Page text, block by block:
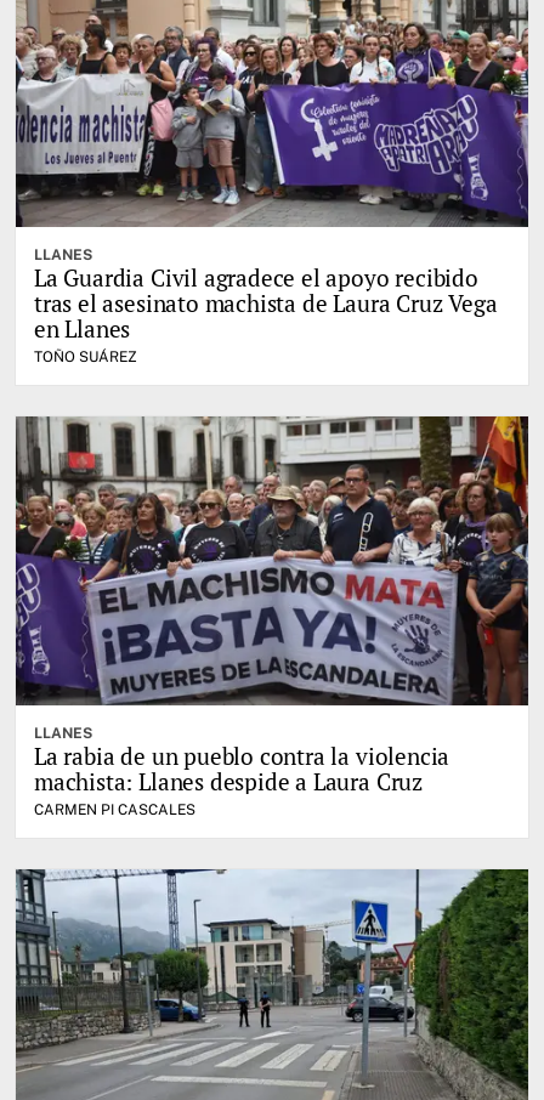
LLANES
La Guardia Civil agradece el apoyo recibido
tras el asesinato machista de Laura Cruz Vega
en Llanes
TOÑO SUÁREZ
LLANES
La rabia de un pueblo contra la violencia
machista: Llanes despide a Laura Cruz
CARMEN PI CASCALES